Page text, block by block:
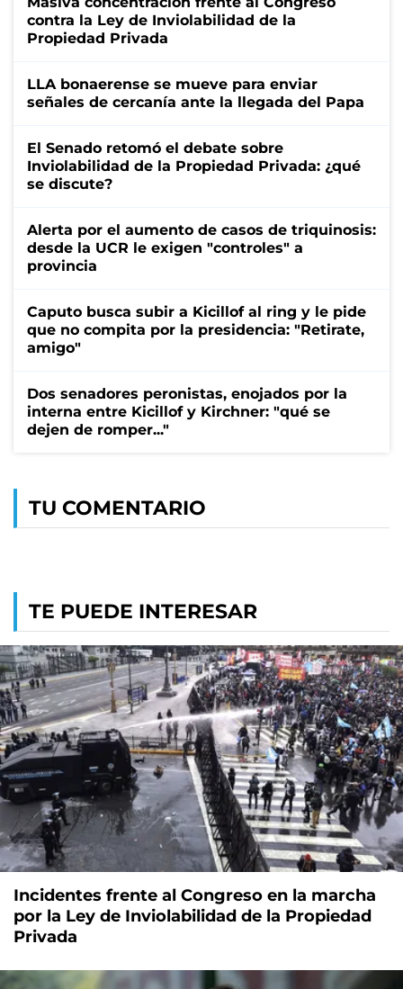
contra la Ley de Inviolabilidad de la
Propiedad Privada
LLA bonaerense se mueve para enviar
señales de cercanía ante la llegada del Papa
El Senado retomó el debate sobre
Inviolabilidad de la Propiedad Privada: ¿qué
se discute?
Alerta por el aumento de casos de triquinosis:
desde la UCR le exigen "controles" a
provincia
Caputo busca subir a Kicillof al ring y le pide
que no compita por la presidencia: "Retirate,
amigo"
Dos senadores peronistas, enojados por la
interna entre Kicillof y Kirchner: "qué se
dejen de romper..."
TU COMENTARIO
TE PUEDE INTERESAR
Incidentes frente al Congreso en la marcha
por la Ley de Inviolabilidad de la Propiedad
Privada